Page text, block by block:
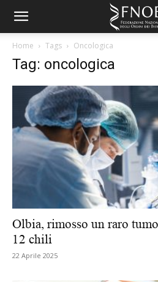
Home Tags Oncologica
Tag: oncologica
Olbia, rimosso un raro
12 chili
22 Aprile 2025